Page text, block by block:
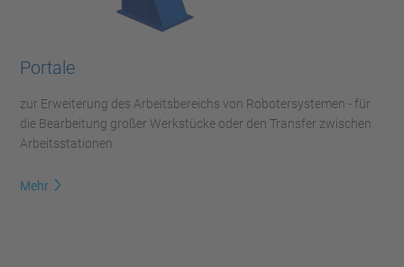
Portale
zur Erweiterung des Arbeitsbereichs von Robotersystemen - für
die Bearbeitung großer Werkstücke oder den Transfer zwischen
Arbeitsstationen
Mehr